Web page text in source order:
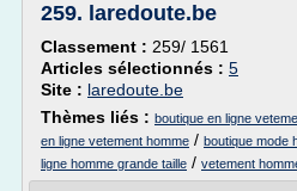
259. laredoute.be
Classement : 259/ 1561
Articles sélectionnés : 5
Site : laredoute.be
Thèmes liés : boutique en ligne
en ligne vetement homme / boutique mode
ligne homme grande taille / vetement